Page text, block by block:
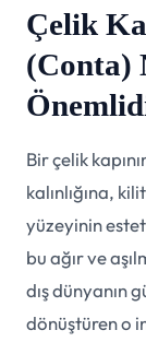
Çelik
(Conta)
Bir çelik
kalınlığına,
yüzeyinin
bu ağır ve
dış dünyanın
dönüştüren o